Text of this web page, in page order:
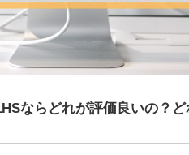
ならどれが評価良いの？ど